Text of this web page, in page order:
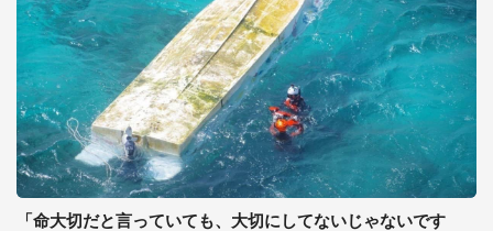
「命大切だと言っていても、大切にしてないじゃないです